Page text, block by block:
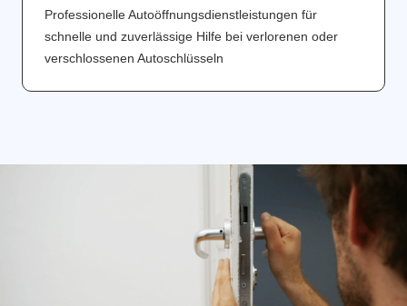
Professionelle Autoöffnungsdienstleistungen für
schnelle und zuverlässige Hilfe bei verlorenen oder
verschlossenen Autoschlüsseln